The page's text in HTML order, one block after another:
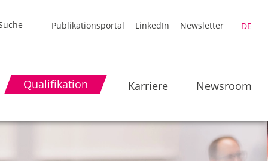
Publikationsportal LinkedIn Newsletter DE
Qualifikation Karriere Newsroom